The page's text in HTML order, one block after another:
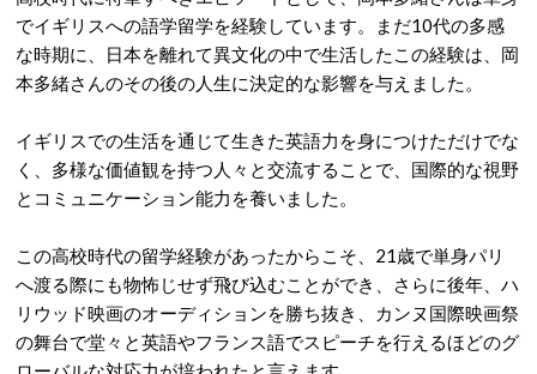
でイギリスへの語学留学を経験しています。まだ10代の多感
な時期に、日本を離れて異文化の中で生活したこの経験は、岡
本多緒さんのその後の人生に決定的な影響を与えました。
イギリスでの生活を通じて生きた英語力を身につけただけでな
く、多様な価値観を持つ人々と交流することで、国際的な視野
とコミュニケーション能力を養いました 。
この高校時代の留学経験があったからこそ、21歳で単身パリ
へ渡る際にも物怖じせず飛び込むことができ、さらに後年、ハ
リウッド映画のオーディションを勝ち抜き、カンヌ国際映画祭
の舞台で堂々と英語やフランス語でスピーチを行えるほどのグ